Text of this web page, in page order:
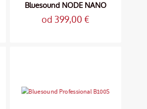
Bluesound NODE NANO
od 399,00 €